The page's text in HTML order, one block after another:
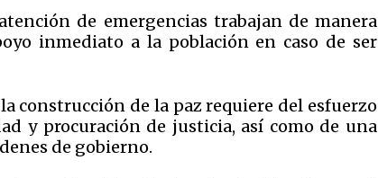
de emergencias trabajan de manera
inmediato a la población en caso de ser
construcción de la paz requiere del esfuerzo
y procuración de justicia, así como de una
de gobierno.